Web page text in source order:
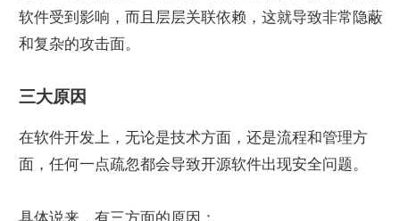
软件受到影响，而且层层关联依赖，这就导致非常隐蔽
和复杂的攻击面。
三大原因
在软件开发上，无论是技术方面，还是流程和管理方
面，任何一点疏忽都会导致开源软件出现安全问题。